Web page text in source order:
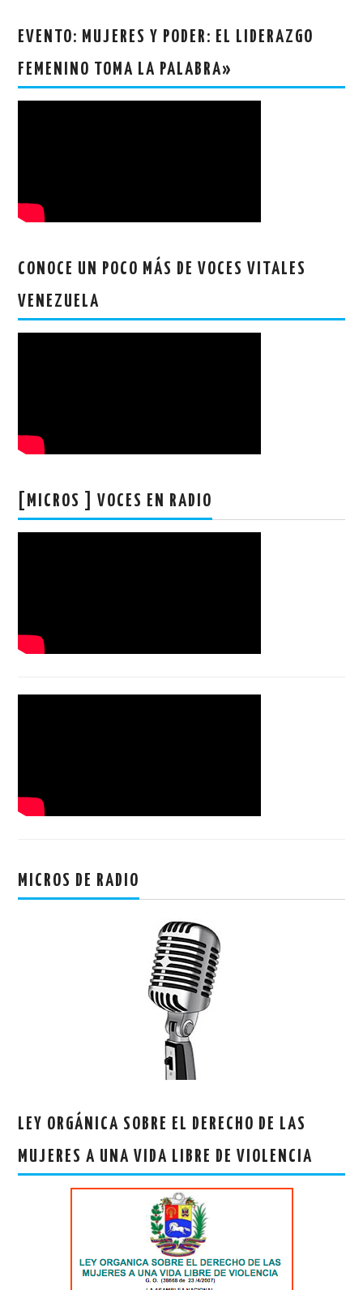
EVENTO: MUJERES Y PODER: EL LIDERAZGO
FEMENINO TOMA LA PALABRA»
CONOCE UN POCO MÁS DE VOCES VITALES
VENEZUELA
[MICROS ] VOCES EN RADIO
MICROS DE RADIO
LEY ORGÁNICA SOBRE EL DERECHO DE LAS
MUJERES A UNA VIDA LIBRE DE VIOLENCIA